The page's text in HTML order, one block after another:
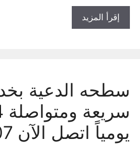
إقرأ المزيد
سطحه الدعية
يومياً اتصل الآن 92220007